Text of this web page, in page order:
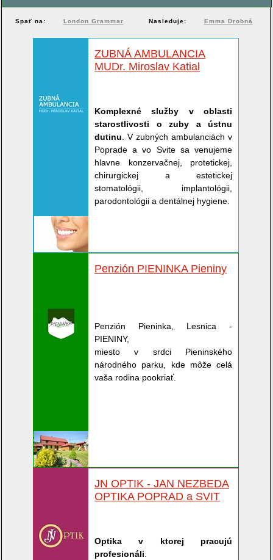
Spať na: London Grammar Nasleduje: Emma Drobná
ZUBNÁ AMBULANCIA
MUDr. Miroslav Katial
Komplexné služby v oblasti
starostlivosti o zuby a ústnu
dutinu . V zubných ambulanciách v
Poprade a vo Svite sa venujeme
hlavne konzervačnej, protetickej,
chirurgickej a estetickej
stomatológii, implantológii,
parodontológii a dentálnej hygiene.
Penzión PIENINKA Pieniny
Penzión Pieninka, Lesnica -
PIENINY,
miesto v srdci Pieninského
národného parku, kde môže celá
vaša rodina pookriať.
JN OPTIK - JAN NEZBEDA
OPTIKA POPRAD a SVIT
Optika v ktorej pracujú
profesionáli